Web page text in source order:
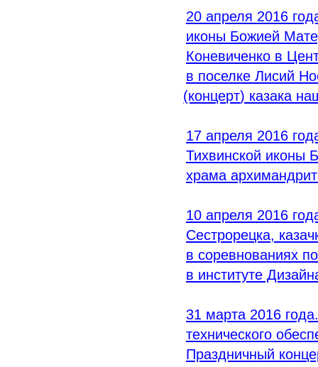
20 апреля 2016
иконы Божией
Коневиченко в
в поселке Лисий
(концерт) казака
17 апреля 2016
Тихвинской иконы
храма
10 апреля 2016
Сестрорецка,
в соревнованиях
в институте
31 марта 2016
технического
Праздничный